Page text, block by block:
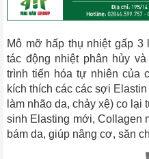
Mô mỡ hấp thụ nhiệt gấp 3
tác động nhiệt phân hủy
trình tiến hóa tự nhiên của
kích thích các các sợi
làm nhão da, chảy xệ) co
sinh Elasting mới, Collagen
bám da, giúp nâng cơ, săn